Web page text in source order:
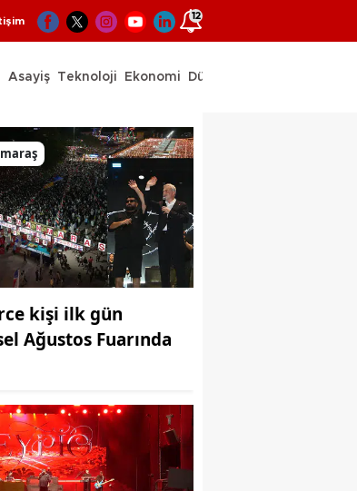
12
Asayiş Teknoloji Ekonomi Dünya
kişi ilk gün
Ağustos Fuarında